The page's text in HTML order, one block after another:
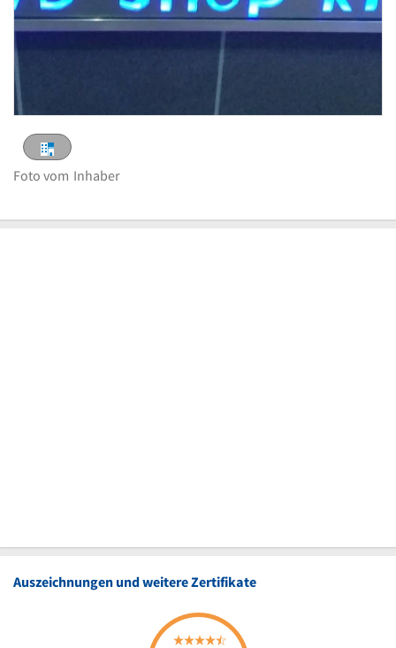
Foto vom Inhaber
Auszeichnungen und weitere Zertifikate